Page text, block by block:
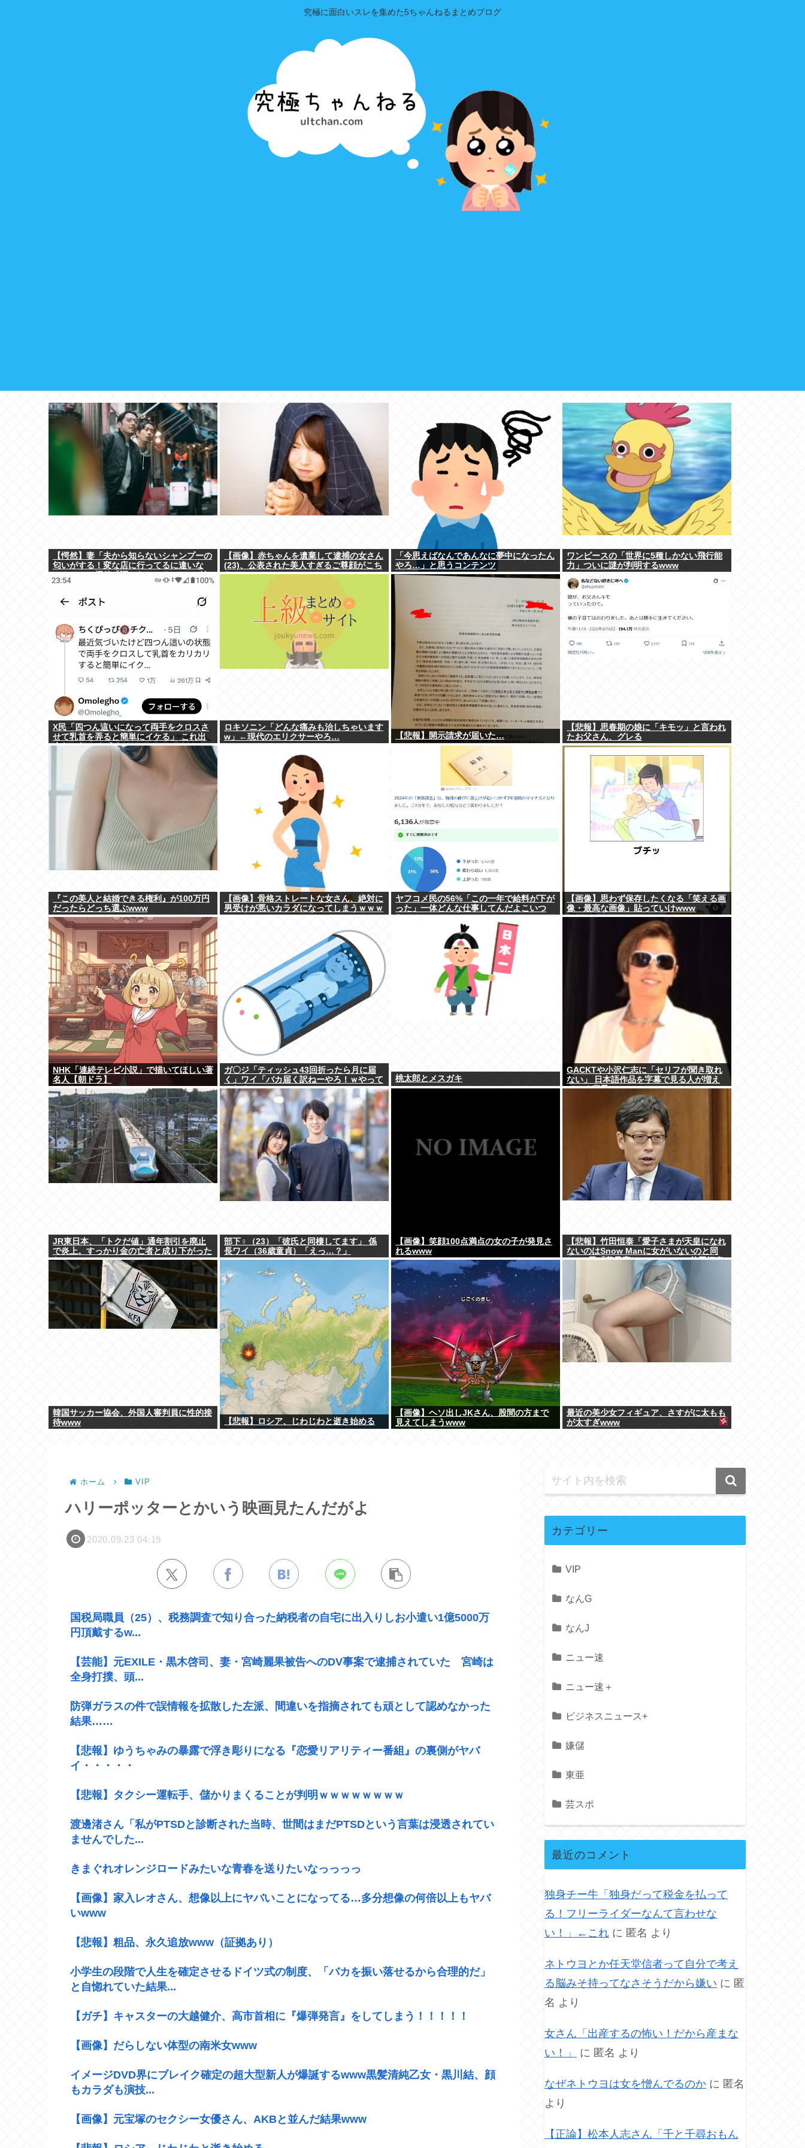
究極に面白いスレを集めた5ちゃんねるまとめブログ
【愕然】妻「夫から知らないシャンプーの
匂いがする！変な店に行ってるに違いな
い！！！」探偵「調べたところ･･･」⇒結
果ｗｗ
【画像】赤ちゃんを遺棄して逮捕の女さん
(23)、公表された美人すぎるご尊顔がこち
ら⇒www
「今思えばなんであんなに夢中になったん
やろ…」と思うコンテンツ
ワンピースの「世界に5種しかない飛行能
力」ついに謎が判明するwww
X民「四つん這いになって両手をクロスさ
せて乳首を弄ると簡単にイケる」 これ出
来ないヤツはゲイ
ロキソニン「どんな痛みも治しちゃいます
w」←現代のエリクサーやろ…
【悲報】開示請求が届いた…
【悲報】思春期の娘に「キモッ」と言われ
たお父さん、グレる
『この美人と結婚できる権利』が100万円
だったらどっち選ぶwww
【画像】骨格ストレートな女さん、絶対に
男受けが悪いカラダになってしまうｗｗｗ
ヤフコメ民の56%「この一年で給料が下が
った」一体どんな仕事してんだよこいつ
【画像】思わず保存したくなる「笑える画
像・最高な画像」貼っていけwww
NHK「連続テレビ小説」で描いてほしい著
名人【朝ドラ】
ガ〇ジ「ティッシュ43回折ったら月に届
く」ワイ「バカ届く訳ねーやろ！ｗやって
みたろ！ｗ」
桃太郎とメスガキ
GACKTや小沢仁志に「セリフが聞き取れ
ない」 日本語作品を字幕で見る人が増え
ている背景
JR東日本、「トクだ値」通年割引を廃止
で炎上。すっかり金の亡者と成り下がった
な
部下♀（23）「彼氏と同棲してます」 係
長ワイ（36歳童貞）「えっ…？」
【画像】笑顔100点満点の女の子が発見さ
れるwww
【悲報】竹田恒泰「愛子さまが天皇になれ
ないのはSnow Manに女がいないのと同
じ」X民「養子案はSnow Manに竹田恒泰
が入るようなもの」
韓国サッカー協会、外国人審判員に性的接
待www
【悲報】ロシア、じわじわと逝き始める
【画像】ヘソ出しJKさん、股間の方まで
見えてしまうwww
最近の美少女フィギュア、さすがに太もも
が太すぎwww
ホーム VIP
ハリーポッターとかいう映画見たんだがよ
2020.09.23 04:19
国税局職員（25）、税務調査で知り合った納税者の自宅に出入りしお小遣い1億5000万
円頂戴するw...
【芸能】元EXILE・黒木啓司、妻・宮崎麗果被告へのDV事案で逮捕されていた 宮崎は
全身打撲、頭...
防弾ガラスの件で誤情報を拡散した左派、間違いを指摘されても頑として認めなかった
結果……
【悲報】ゆうちゃみの暴露で浮き彫りになる『恋愛リアリティー番組』の裏側がヤバ
イ・・・・・
【悲報】タクシー運転手、儲かりまくることが判明ｗｗｗｗｗｗｗｗ
渡邊渚さん「私がPTSDと診断された当時、世間はまだPTSDという言葉は浸透されてい
ませんでした...
きまぐれオレンジロードみたいな青春を送りたいなっっっっ
【画像】家入レオさん、想像以上にヤバいことになってる…多分想像の何倍以上もヤバ
いwww
【悲報】粗品、永久追放www（証拠あり）
小学生の段階で人生を確定させるドイツ式の制度、「バカを振い落せるから合理的だ」
と自惚れていた結果...
【ガチ】キャスターの大越健介、高市首相に『爆弾発言』をしてしまう！！！！！
【画像】だらしない体型の南米女www
イメージDVD界にブレイク確定の超大型新人が爆誕するwww黒髪清純乙女・黒川結、顔
もカラダも演技...
【画像】元宝塚のセクシー女優さん、AKBと並んだ結果www
カテゴリー
VIP
なんG
なんJ
ニュー速
ニュー速＋
ビジネスニュース+
嫌儲
東亜
芸スポ
最近のコメント
独身チー牛「独身だって税金を払って
る！フリーライダーなんて言わせな
い！」←これ に 匿名 より
ネトウヨとか任天堂信者って自分で考え
る脳みそ持ってなさそうだから嫌い に 匿
名 より
女さん「出産するの怖い！だから産まな
い！」
に 匿名 より
なぜネトウヨは女を憎んでるのか に 匿名
より
【正論】松本人志さん「千と千尋おもん